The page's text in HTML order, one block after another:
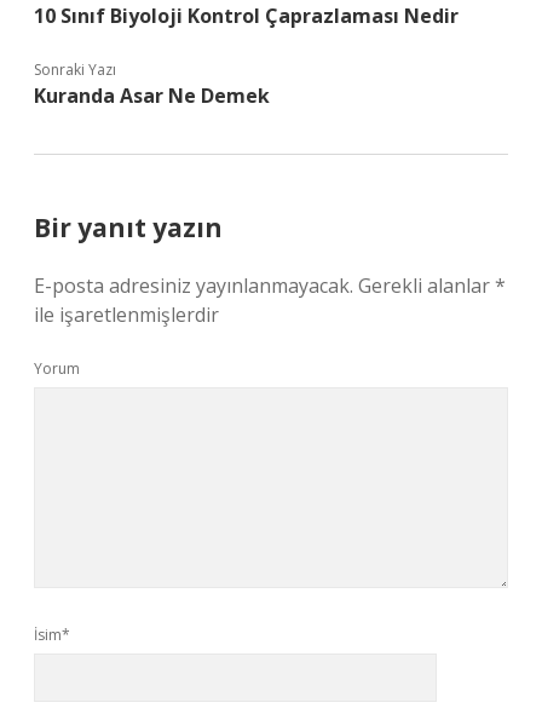
10 Sınıf Biyoloji Kontrol Çaprazlaması Nedir
Sonraki Yazı
Kuranda Asar Ne Demek
Bir yanıt yazın
E-posta adresiniz yayınlanmayacak. Gerekli alanlar*
ile işaretlenmişlerdir
Yorum
İsim*